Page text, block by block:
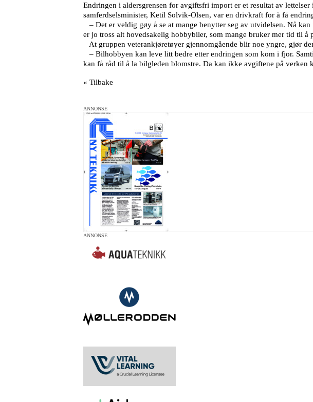
Endringen i aldersgrensen for avgiftsfri import er et resultat av
samferdselsminister, Ketil Solvik-Olsen, var en drivkraft for å få
– Det er veldig gøy å se at mange benytter seg av utvidelsen. Nå
er jo tross alt hovedsakelig hobbybiler, som mange bruker mer tid til å
At gruppen veterankjøretøyer gjennomgående blir noe yngre, gjør
– Bilhobbyen kan leve litt bedre etter endringen som kom i fjor.
kan få råd til å la bilgleden blomstre. Da kan ikke avgiftene på
« Tilbake
ANNONSE
ANNONSE